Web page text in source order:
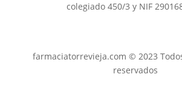
colegiado 450/3 y NIF
farmaciatorrevieja.com © 2023
reservados